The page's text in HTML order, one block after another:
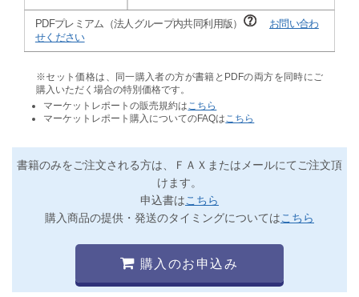
PDFプレミアム（法人グループ内共同利用版）
お問い合わ
せください
※セット価格は、同一購入者の方が書籍とPDFの両方を同時にご
購入いただく場合の特別価格です。
マーケットレポートの販売規約は こちら
マーケットレポート購入についてのFAQは こちら
書籍のみをご注文される方は、ＦＡＸまたはメールにてご注文頂
けます。
申込書はこちら
購入商品の提供・発送のタイミングについてはこちら
購入のお申込み